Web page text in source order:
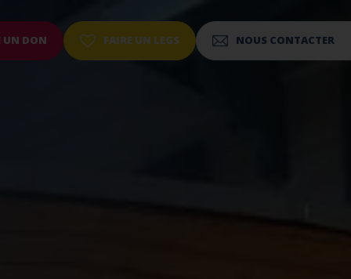
UN DON FAIRE UN LEGS NOUS CONTACTER